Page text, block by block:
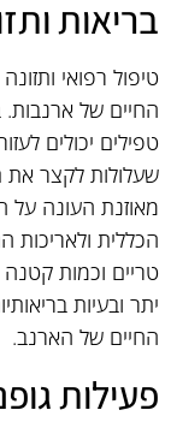
בריאות
טיפול רפואי
החיים של ארנבות.
טפילים יכולים
שעלולות לקצר את
מאוזנת העונה על
הכללית ולאריכות
טריים וכמות
יתר ובעיות
החיים של הארנב.
פעילות